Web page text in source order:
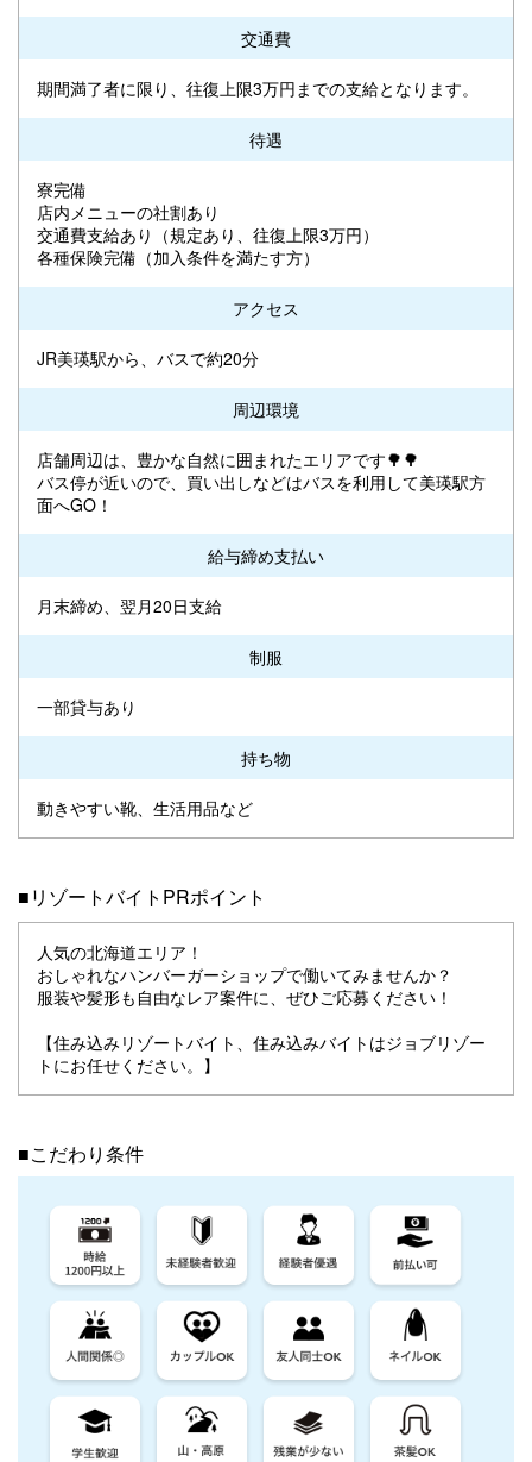
交通費
期間満了者に限り、往復上限3万円までの支給となります。
待遇
寮完備
店内メニューの社割あり
交通費支給あり（規定あり、往復上限3万円）
各種保険完備（加入条件を満たす方）
アクセス
JR美瑛駅から、バスで約20分
周辺環境
店舗周辺は、豊かな自然に囲まれたエリアです🌳🌳
バス停が近いので、買い出しなどはバスを利用して美瑛駅方
面へGO！
給与締め支払い
月末締め、翌月20日支給
制服
一部貸与あり
持ち物
動きやすい靴、生活用品など
■リゾートバイトPRポイント
人気の北海道エリア！
おしゃれなハンバーガーショップで働いてみませんか？
服装や髪形も自由なレア案件に、ぜひご応募ください！
【住み込みリゾートバイト、住み込みバイトはジョブリゾー
トにお任せください。】
■こだわり条件